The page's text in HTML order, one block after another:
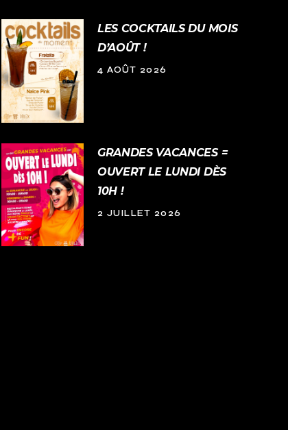
LES COCKTAILS DU MOIS
D’AOÛT !
4 AOÛT 2026
GRANDES VACANCES =
OUVERT LE LUNDI DÈS
10H !
2 JUILLET 2026